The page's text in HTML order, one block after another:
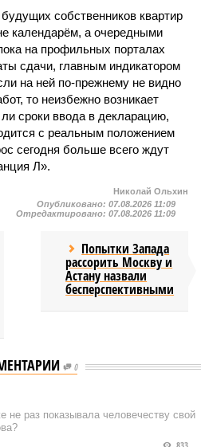
собственников квартир
календарём, а очередными
на профильных порталах
сдачи, главным индикатором
на ней по-прежнему не видно
то неизбежно возникает
сроки ввода в декларацию,
с реальным положением
сегодня больше всего ждут
Л».
Николай Ольхин
Опубликовано: 07.08.2026 11:09
Отредактировано: 07.08.2026 11:09
Попытки Запада
рассорить Москву и
Астану назвали
бесперспективными
0
не раз показывала человечеству свой